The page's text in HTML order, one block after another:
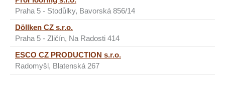
Praha 5 - Stodůlky, Bavorská 856/14
Döllken CZ s.r.o.
Praha 5 - Zličín, Na Radosti 414
ESCO CZ PRODUCTION s.r.o.
Radomyšl, Blatenská 267